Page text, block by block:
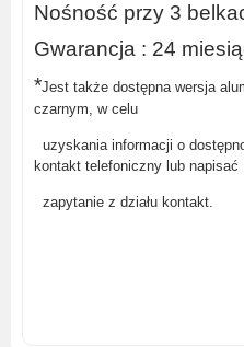
Nośność przy 3
Gwarancja : 24
*Jest także dostępna wersja
czarnym, w celu
uzyskania informacji o
kontakt telefoniczny lub napisać
zapytanie z działu kontakt.